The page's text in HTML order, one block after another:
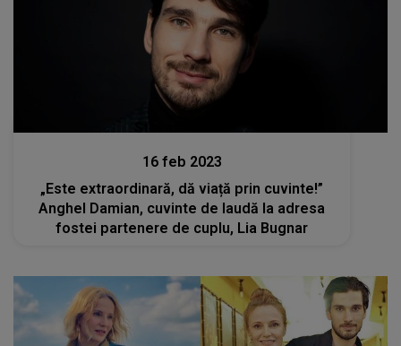
16 feb 2023
„Este extraordinară, dă viață prin cuvinte!”
Anghel Damian, cuvinte de laudă la adresa
fostei partenere de cuplu, Lia Bugnar